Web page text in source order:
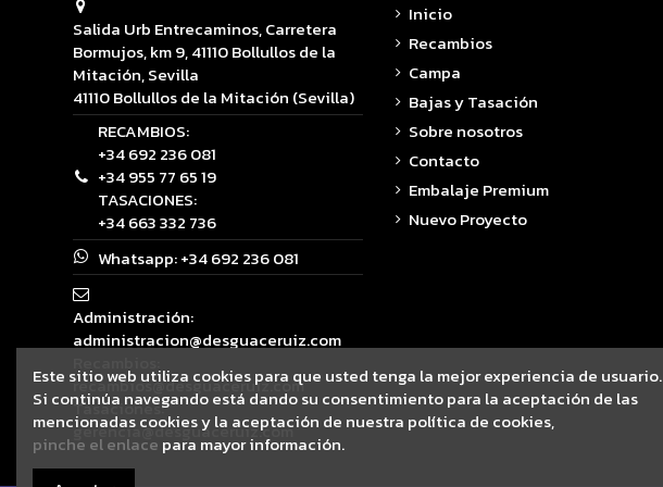
Salida Urb Entrecaminos, Carretera
Bormujos, km 9, 41110 Bollullos de la
Mitación, Sevilla
41110 Bollullos de la Mitación (Sevilla)
RECAMBIOS:
+34 692 236 081
+34 955 77 65 19
TASACIONES:
+34 663 332 736
Whatsapp:+34 692 236 081
Administración:
administracion@desguaceruiz.com
recambios@desguaceruiz.com
Tasaciones:
gerencia@desguaceruiz.com
Inicio
Recambios
Campa
Bajas y Tasación
Sobre nosotros
Contacto
Embalaje Premium
Nuevo Proyecto
Este sitio web utiliza cookies para que usted tenga la mejor experiencia de usuario.
Si continúa navegando está dando su consentimiento para la aceptación de las
mencionadas cookies y la aceptación de nuestra política de cookies,
pinche el enlace para mayor información.